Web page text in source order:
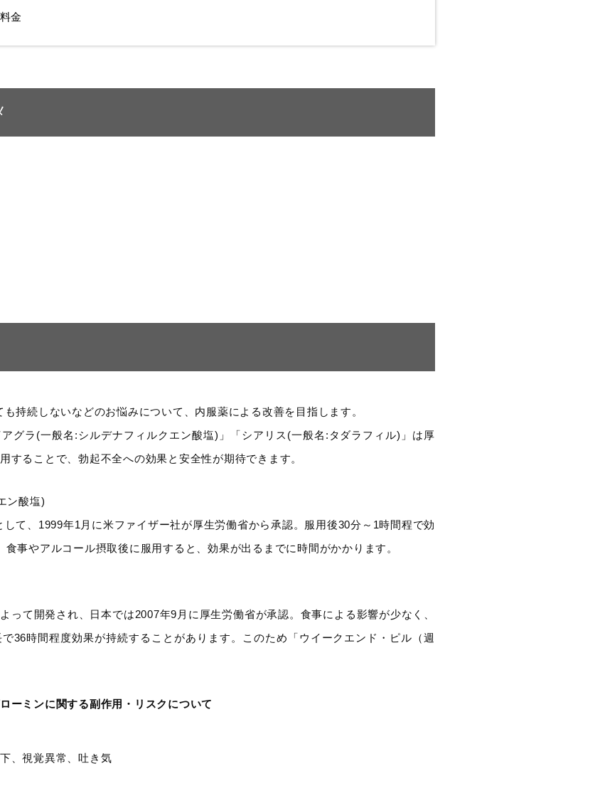
金
持続しないなどのお悩みについて、内服薬による改善を目指します。
グラ(一般名:シルデナフィルクエン酸塩)」「シアリス(一般名:タダラフィル)」は厚
することで、勃起不全への効果と安全性が期待できます。
ン酸塩)
て、1999年1月に米ファイザー社が厚生労働省から承認。服用後30分～1時間程で効
事やアルコール摂取後に服用すると、効果が出るまでに時間がかかります。
って開発され、日本では2007年9月に厚生労働省が承認。食事による影響が少なく、
36時間程度効果が持続することがあります。このため「ウイークエンド・ピル（週
ーミンに関する副作用・リスクについて
、視覚異常、吐き気